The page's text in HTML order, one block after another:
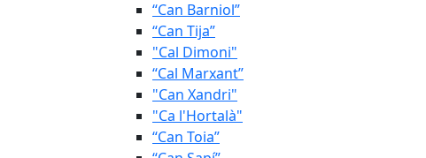
“Can Barniol”
“Can Tija”
"Cal Dimoni"
“Cal Marxant”
"Can Xandri"
"Ca l'Hortalà"
“Can Toia”